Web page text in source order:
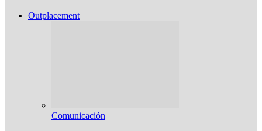
Outplacement
Comunicación